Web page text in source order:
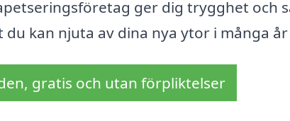
ger dig trygghet och
kan njuta av dina nya ytor i många
gratis och utan förpliktelser